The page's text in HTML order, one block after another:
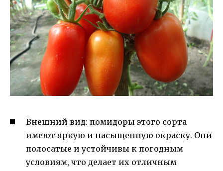
Внешний вид: помидоры этого сорта
имеют яркую и насыщенную окраску. Они
полосатые и устойчивы к погодным
условиям, что делает их отличным